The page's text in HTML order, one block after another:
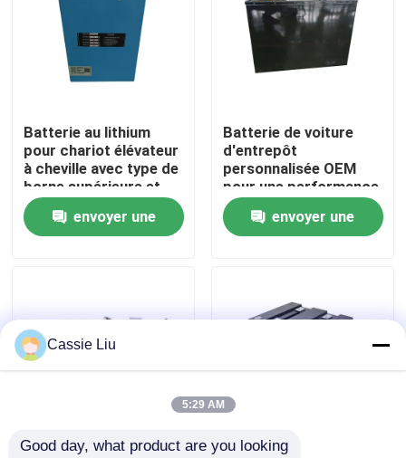
Au sujet de nous
Contrôle de qualité
Demandez une citation
Lithium électrique Ion Battery de chariot élévateur
Batterie de camion de palette
Batterie au lithium
pour chariot élévateur
à cheville avec type de
borne supérieure et
maintenance sans
entretienenvoyer une
Batterie de voiture
d'entrepôt
personnalisée OEM
pour une performance
et une durabilité
optimales de 25,9 V
400 AH
envoyer une
750x170x570mm Pack de batterie au
Cassie Liu
5:29 AM
Good day, what product are you looking